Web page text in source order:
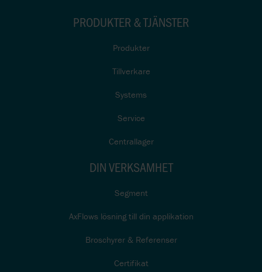
PRODUKTER & TJÄNSTER
Produkter
Tillverkare
Systems
Service
Centrallager
DIN VERKSAMHET
Segment
AxFlows lösning till din applikation
Broschyrer & Referenser
Certifikat